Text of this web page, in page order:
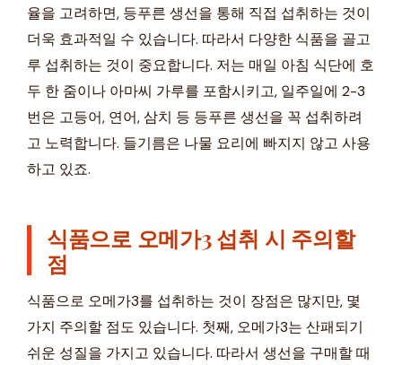
율을 고려하면, 등푸른 생선을 통해 직접 섭취하는 것이
더욱 효과적일 수 있습니다. 따라서 다양한 식품을 골고
루 섭취하는 것이 중요합니다. 저는 매일 아침 식단에 호
두 한 줌이나 아마씨 가루를 포함시키고, 일주일에 2-3
번은 고등어, 연어, 삼치 등 등푸른 생선을 꼭 섭취하려
고 노력합니다. 들기름은 나물 요리에 빠지지 않고 사용
하고 있죠.
식품으로 오메가3 섭취 시 주의할
점
식품으로 오메가3를 섭취하는 것이 장점은 많지만, 몇
가지 주의할 점도 있습니다. 첫째, 오메가3는 산패되기
쉬운 성질을 가지고 있습니다. 따라서 생선을 구매할 때